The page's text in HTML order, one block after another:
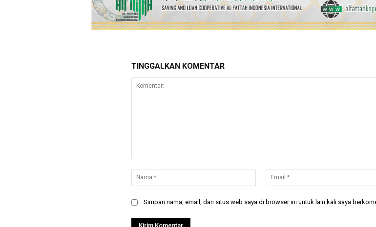
TINGGALKAN KOMENTAR
Nama:*
Simpan nama, email, dan situs web saya di browser ini untuk lain kali saya